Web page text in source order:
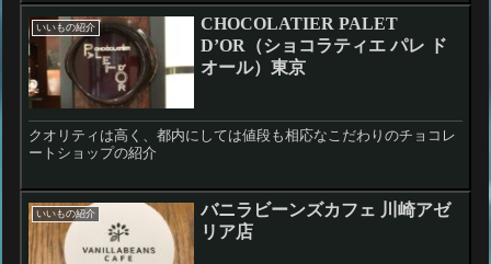
いいもの紹介
CHOCOLATIER PALET
D’OR（ショコラティエ パレ ド
オール）東京
クオリティは高く、都内にしては値段も相応なこだわりのチョコレ
ートショップの紹介
いいもの紹介
バニラビーンズカフェ 川崎アゼ
リア店